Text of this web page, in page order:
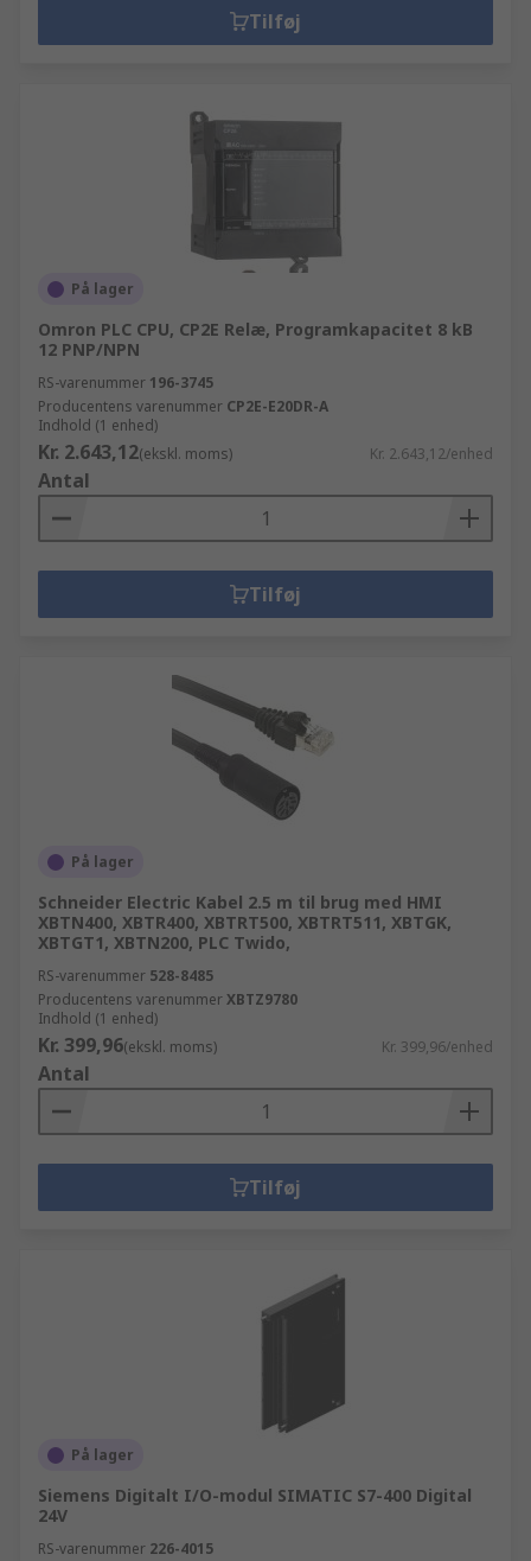
Tilføj
På lager
Omron PLC CPU, CP2E Relæ, Programkapacitet 8 kB
12 PNP/NPN
RS-varenummer 196-3745
Producentens varenummer CP2E-E20DR-A
Indhold (1 enhed)
Kr. 2.643,12(ekskl. moms) Kr. 2.643,12/enhed
Antal
Tilføj
På lager
Schneider Electric Kabel 2.5 m til brug med HMI
XBTN400, XBTR400, XBTRT500, XBTRT511, XBTGK,
XBTGT1, XBTN200, PLC Twido,
RS-varenummer 528-8485
Producentens varenummerXBTZ9780
Indhold (1 enhed)
Kr. 399,96(ekskl. moms) Kr. 399,96/enhed
Antal
Tilføj
På lager
Siemens Digitalt I/O-modul SIMATIC S7-400 Digital
24V
RS-varenummer 226-4015